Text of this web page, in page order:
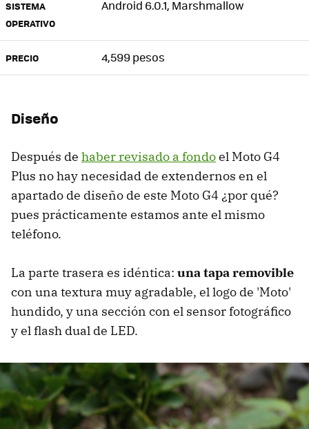
SISTEMA
OPERATIVO
Android 6.0.1, Marshmallow
PRECIO 4,599 pesos
Diseño
Después de haber revisado a fondoel Moto G4
Plus no hay necesidad de extendernos en el
apartado de diseño de este Moto G4 ¿por qué?
pues prácticamente estamos ante el mismo
teléfono.
La parte trasera es idéntica: una tapa removible
con una textura muy agradable, el logo de 'Moto'
hundido, y una sección con el sensor fotográfico
y el flash dual de LED.